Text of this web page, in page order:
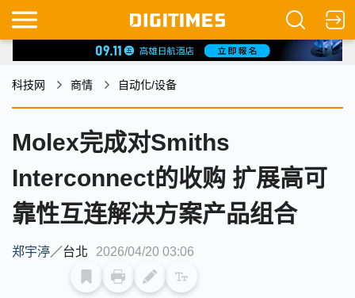
科技网 商情 自动化/设备
Molex完成对Smiths
Interconnect的收购 扩展高可
靠性互连解决方案产品组合
郑宇渟／台北 2026/04/20 03:06